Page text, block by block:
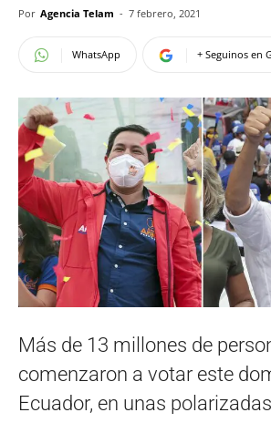
Por Agencia Telam - 7 febrero, 2021
WhatsApp + Seguinos en
Más de 13 millones de
comenzaron a votar este
Ecuador, en unas